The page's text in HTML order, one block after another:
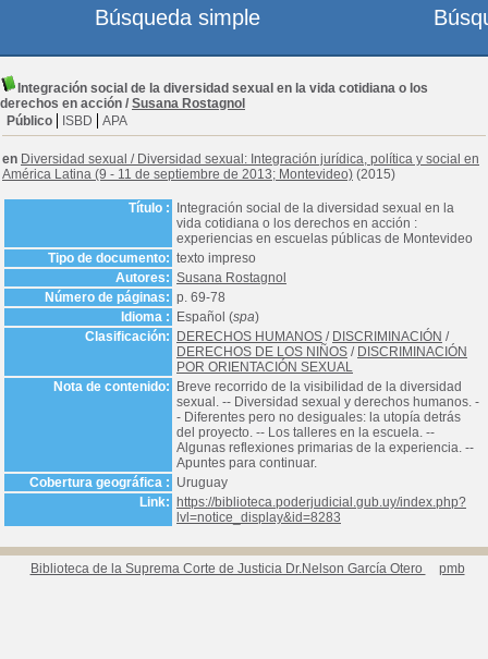
Integración social de la diversidad sexual en la vida cotidiana o los
derechos en acción / Susana Rostagnol
Público
ISBD APA
en Diversidad sexual / Diversidad sexual: Integración jurídica, política y social en
América Latina (9 - 11 de septiembre de 2013; Montevideo) (2015)
Título :
Integración social de la diversidad sexual en la
vida cotidiana o los derechos en acción :
experiencias en escuelas públicas de Montevideo
Tipo de documento: texto impreso
Autores: Susana Rostagnol
Número de páginas: p. 69-78
Idioma :
Español (spa)
Clasificación:
DERECHOS HUMANOS / DISCRIMINACIÓN /
DERECHOS DE LOS NIÑOS / DISCRIMINACIÓN
POR ORIENTACIÓN SEXUAL
Nota de contenido:
Breve recorrido de la visibilidad de la diversidad
sexual. -- Diversidad sexual y derechos humanos. -
- Diferentes pero no desiguales: la utopía detrás
del proyecto. -- Los talleres en la escuela. --
Algunas reflexiones primarias de la experiencia. --
Apuntes para continuar.
Cobertura geográfica : Uruguay
Link:
https://biblioteca.poderjudicial.gub.uy/index.php?
lvl=notice_display&id=8283
Biblioteca de la Suprema Corte de Justicia Dr.Nelson García Otero pmb
Búsqueda simple